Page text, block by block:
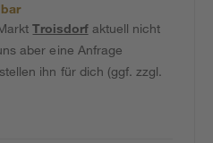
Troisdorfaktuell nicht
aber eine Anfrage
ihn für dich (ggf. zzgl.